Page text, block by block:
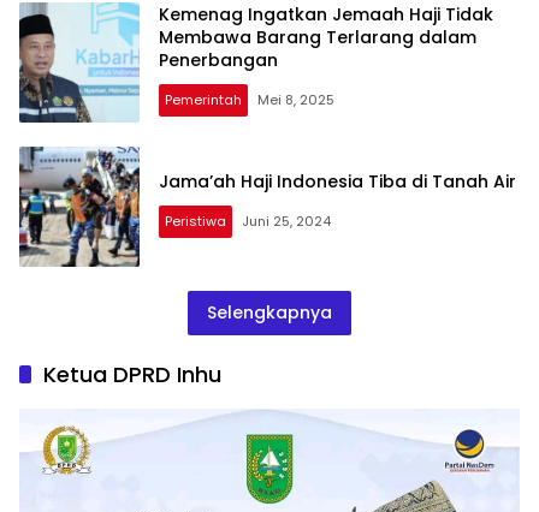
Kemenag Ingatkan Jemaah Haji Tidak
Membawa Barang Terlarang dalam
Penerbangan
Pemerintah Mei 8, 2025
Jama’ah Haji Indonesia Tiba di Tanah Air
Peristiwa Juni 25, 2024
Selengkapnya
Ketua DPRD Inhu